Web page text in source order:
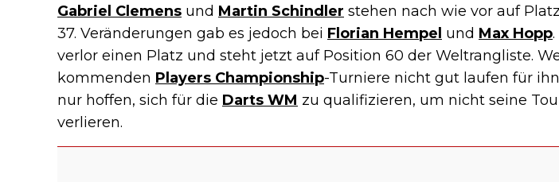
Gabriel Clemens und Martin Schindler stehen nach wie vor auf
37. Veränderungen gab es jedoch bei Florian Hempel und Max Hopp
verlor einen Platz und steht jetzt auf Position 60 der Weltrangliste.
kommenden Players Championship-Turniere nicht gut laufen für
nur hoffen, sich für die Darts WM zu qualifizieren, um nicht seine
verlieren.